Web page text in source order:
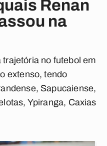
Renan
na
no futebol em
extenso, tendo
Sapucaiense,
Ypiranga, Caxias